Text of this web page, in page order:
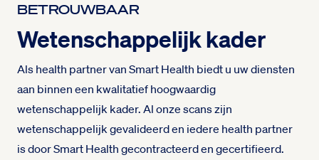
BETROUWBAAR
Wetenschappelijk kader
Als health partner van Smart Health biedt u uw diensten
aan binnen een kwalitatief hoogwaardig
wetenschappelijk kader. Al onze scans zijn
wetenschappelijk gevalideerd en iedere health partner
is door Smart Health gecontracteerd en gecertifieerd.